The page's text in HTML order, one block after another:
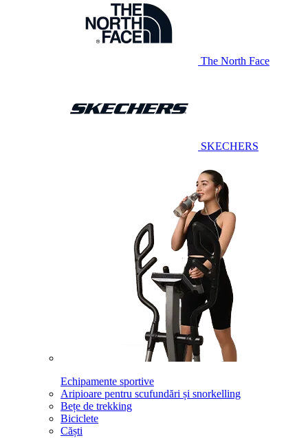
The North Face
SKECHERS
Echipamente sportive
Aripioare pentru scufundări și snorkelling
Bețe de trekking
Biciclete
Căști